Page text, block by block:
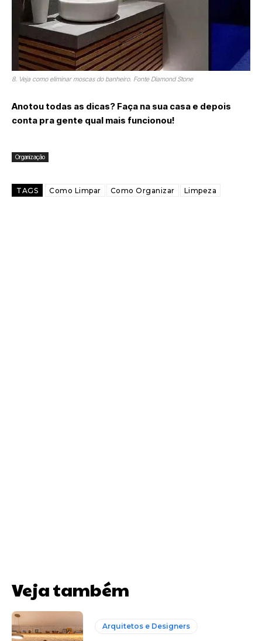
8. Veja como eliminar moscas do banheiro. Fonte Diamond Stone
Anotou todas as dicas? Faça na sua casa e depois
conta pra gente qual mais funcionou!
Organização
TAGS Como Limpar Como Organizar Limpeza
Veja também
Arquitetos e Designers